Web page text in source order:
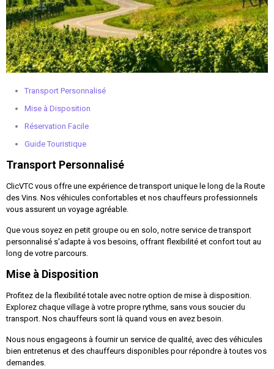
Transport Personnalisé
Mise à Disposition
Réservation Facile
Guide Touristique
Transport Personnalisé
ClicVTC vous offre une expérience de transport unique le long de la Route
des Vins. Nos véhicules confortables et nos chauffeurs professionnels
vous assurent un voyage agréable.
Que vous soyez en petit groupe ou en solo, notre service de transport
personnalisé s'adapte à vos besoins, offrant flexibilité et confort tout au
long de votre parcours.
Mise à Disposition
Profitez de la flexibilité totale avec notre option de mise à disposition.
Explorez chaque village à votre propre rythme, sans vous soucier du
transport. Nos chauffeurs sont là quand vous en avez besoin.
Nous nous engageons à fournir un service de qualité, avec des véhicules
bien entretenus et des chauffeurs disponibles pour répondre à toutes vos
demandes.